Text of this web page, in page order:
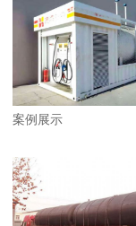
案例展示